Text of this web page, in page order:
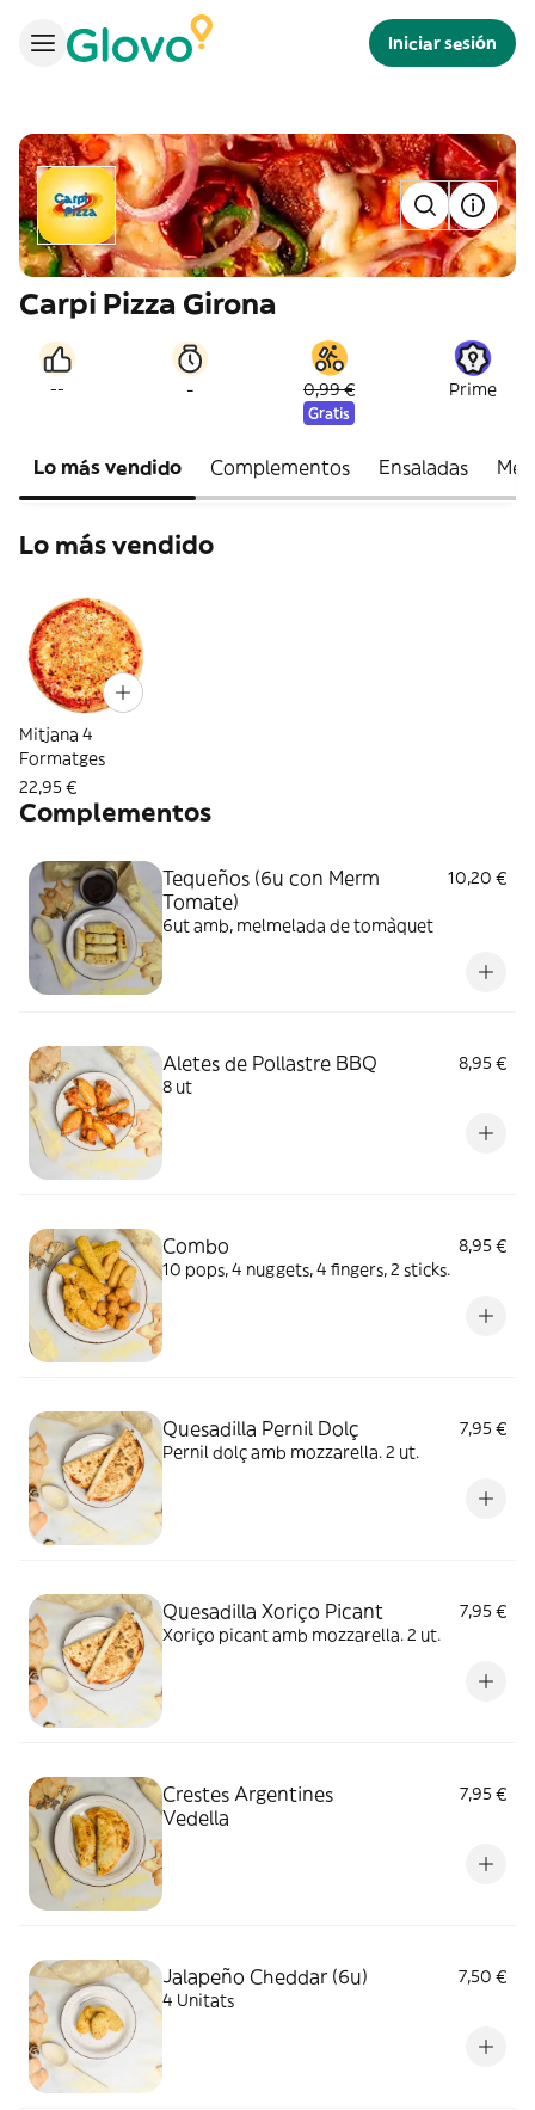
Iniciar sesión
Carpi Pizza Girona
-- - 0,99 €
Gratis
Prime
Lo más vendido Complementos Ensaladas
Lo más vendido
Mitjana 4
Formatges
22,95 €
Complementos
Tequeños (6u con Merm
Tomate)
10,20 €
6ut amb, melmelada de tomàquet
Aletes de Pollastre BBQ
8,95 €
8 ut
Combo
8,95 €
10 pops, 4 nuggets, 4 fingers, 2 sticks.
Quesadilla Pernil Dolç
7,95 €
Pernil dolç amb mozzarella. 2 ut.
Quesadilla Xoriço Picant
7,95 €
Xoriço picant amb mozzarella. 2 ut.
Crestes Argentines
Vedella
7,95 €
Jalapeño Cheddar (6u)
7,50 €
4 Unitats